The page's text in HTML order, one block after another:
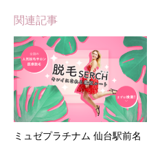
関連記事
ミュゼプラチナム 仙台駅前名